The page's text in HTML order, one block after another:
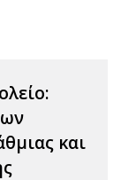
και